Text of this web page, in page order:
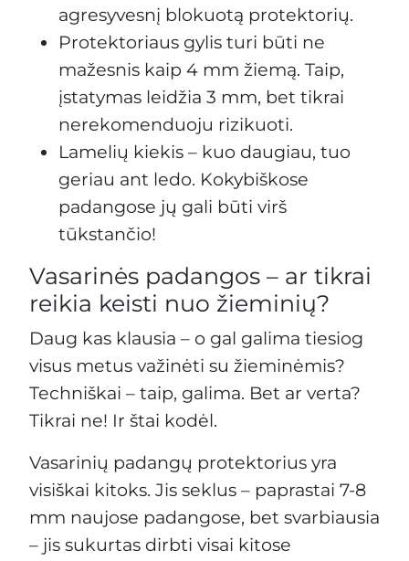
agresyvesnį blokuotą protektorių.
Protektoriaus gylis turi būti ne
mažesnis kaip 4 mm žiemą. Taip,
įstatymas leidžia 3 mm, bet tikrai
nerekomenduoju rizikuoti.
Lamelių kiekis – kuo daugiau, tuo
geriau ant ledo. Kokybiškose
padangose jų gali būti virš
tūkstančio!
Vasarinės padangos – ar tikrai
reikia keisti nuo žieminių?
Daug kas klausia – o gal galima tiesiog
visus metus važinėti su žieminėmis?
Techniškai – taip, galima. Bet ar verta?
Tikrai ne! Ir štai kodėl.
Vasarinių padangų protektorius yra
visiškai kitoks. Jis seklus – paprastai 7-8
mm naujose padangose, bet svarbiausia
– jis sukurtas dirbti visai kitose